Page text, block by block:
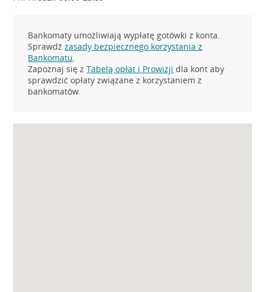
Bankomaty umożliwiają wypłatę gotówki z konta.
Sprawdźzasady bezpiecznego korzystania z
Bankomatu.
Zapoznaj się zTabelą opłat i Prowizji dla kont aby
sprawdzić opłaty związane z korzystaniem z
bankomatów.